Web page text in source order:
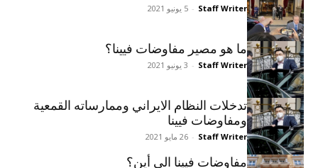
Staff Writer
- 5 يونيو 2021
ما هو مصير مفاوضات فيينا؟
Staff Writer
- 3 يونيو 2021
تدخلات النظام الايراني وممارساته القمعية
ومفاوضات فيينا
Staff Writer
- 26 مايو 2021
مفاوضات فيينا الى أين؟